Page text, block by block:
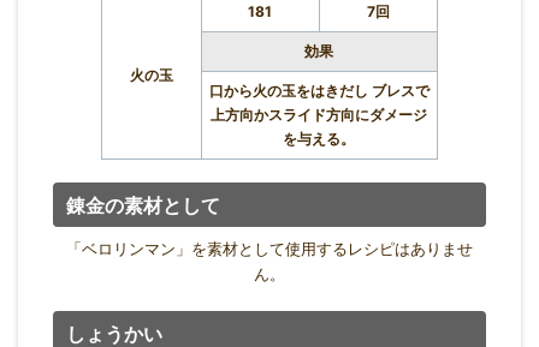
火の玉
181 7回
効果
口から火の玉をはきだし ブレスで
上方向かスライド方向にダメージ
を与える。
錬金の素材として
「ベロリンマン」を素材として使用するレシピはありませ
ん。
しょうかい